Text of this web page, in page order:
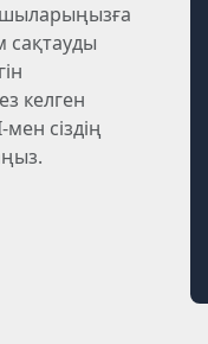
сақтауды
келген
сіздің